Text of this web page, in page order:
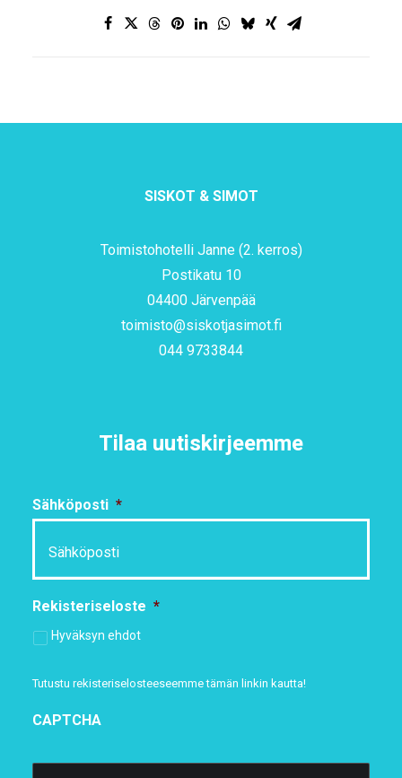
SISKOT & SIMOT
Toimistohotelli Janne (2. kerros)
Postikatu 10
04400 Järvenpää
toimisto@siskotjasimot.fi
044 9733844
Tilaa uutiskirjeemme
Sähköposti *
Rekisteriseloste *
Hyväksyn ehdot
Tutustu rekisteriselosteeseemmetämän linkin kautta!
CAPTCHA